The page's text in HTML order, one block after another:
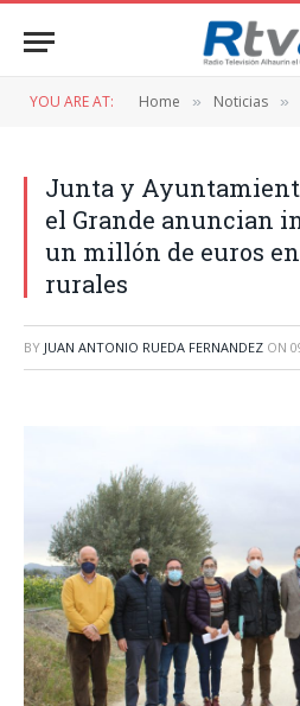
YOU ARE AT: Home » Noticias »
Junta y
el Grande anuncian
un millón de euros
rurales
BY JUAN ANTONIO RUEDA FERNANDEZ ON